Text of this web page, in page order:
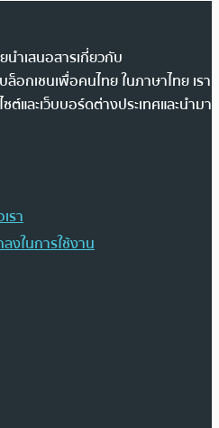
ำเสนอสารเกี่ยวกับ
อกเชนเพื่อคนไทย ในภาษาไทย เรา
และเว็บบอร์ดต่างประเทศและนำมา
รา
งในการใช้งาน